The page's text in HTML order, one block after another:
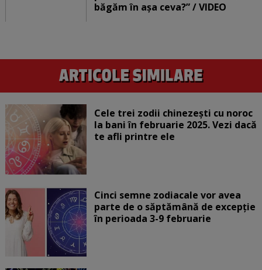
băgăm în așa ceva?” / VIDEO
Cele trei zodii chinezești cu noroc
la bani în februarie 2025. Vezi dacă
te afli printre ele
Cinci semne zodiacale vor avea
parte de o săptămână de excepție
în perioada 3-9 februarie